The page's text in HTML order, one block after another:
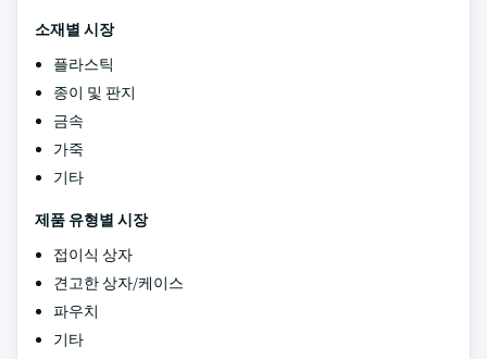
소재별 시장
플라스틱
종이 및 판지
금속
가죽
기타
제품 유형별 시장
접이식 상자
견고한 상자/케이스
파우치
기타